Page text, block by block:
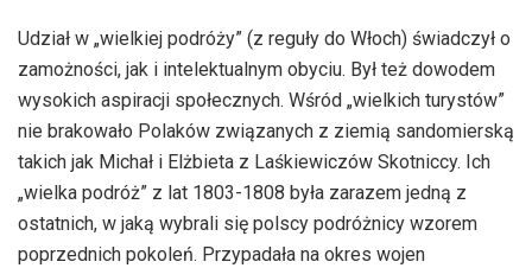
Udział w „wielkiej podróży” (z reguły do Włoch) świadczył o
zamożności, jak i intelektualnym obyciu. Był też dowodem
wysokich aspiracji społecznych. Wśród „wielkich turystów”
nie brakowało Polaków związanych z ziemią sandomierską
takich jak Michał i Elżbieta z Laśkiewiczów Skotniccy. Ich
„wielka podróż” z lat 1803-1808 była zarazem jedną z
ostatnich, w jaką wybrali się polscy podróżnicy wzorem
poprzednich pokoleń. Przypadała na okres wojen